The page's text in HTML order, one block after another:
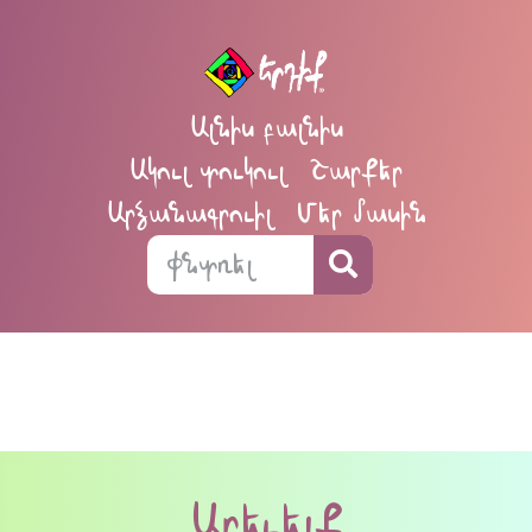
Ալնիս բալնիս
Ակուլ տուկուլ
Շարքեր
Արձանագրուիլ
Մեր մասին